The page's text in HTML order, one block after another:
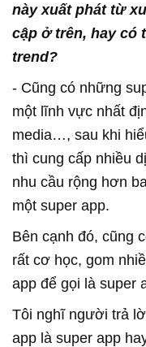
này xuất phát từ
cập ở trên, hay có
trend?
- Cũng có những
một lĩnh vực nhất
media…, sau khi
thì cung cấp nhiều
nhu cầu rộng hơn
một super app.
Bên cạnh đó, cũng
rất cơ học, gom
app để gọi là super
Tôi nghĩ người trả
app là super app